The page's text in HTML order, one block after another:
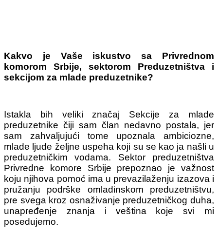
Kakvo je Vaše iskustvo sa Privrednom
komorom Srbije, sektorom Preduzetništva i
sekcijom za mlade preduzetnike?
Istakla bih veliki značaj Sekcije za mlade
preduzetnike čiji sam član nedavno postala, jer
sam zahvaljujući tome upoznala ambiciozne,
mlade ljude željne uspeha koji su se kao ja našli u
preduzetničkim vodama. Sektor preduzetništva
Privredne komore Srbije prepoznao je važnost
koju njihova pomoć ima u prevazilaženju izazova i
pružanju podrške omladinskom preduzetništvu,
pre svega kroz osnaživanje preduzetničkog duha,
unapređenje znanja i veština koje svi mi
posedujemo.